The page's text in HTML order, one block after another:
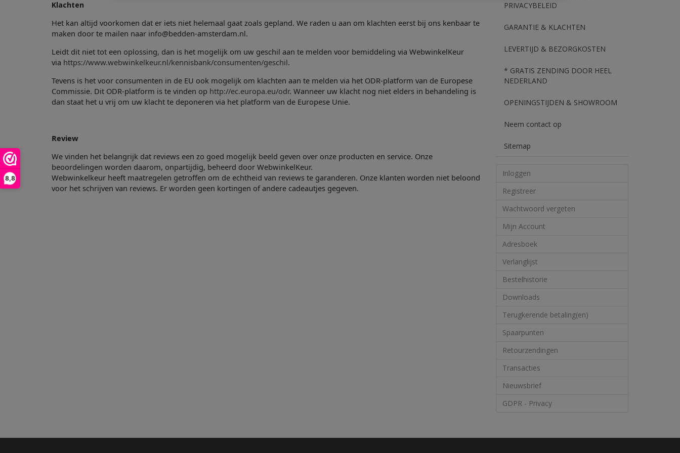
8,8
Klachten
Het kan altijd voorkomen dat er iets niet helemaal gaat zoals gepland. We raden u aan om klachten eerst bij ons kenbaar te
maken door te mailen naar info@bedden-amsterdam.nl.
Leidt dit niet tot een oplossing, dan is het mogelijk om uw geschil aan te melden voor bemiddeling via WebwinkelKeur
via https://www.webwinkelkeur.nl/kennisbank/consumenten/geschil.
Tevens is het voor consumenten in de EU ook mogelijk om klachten aan te melden via het ODR-platform van de Europese
Commissie. Dit ODR-platform is te vinden op http://ec.europa.eu/odr. Wanneer uw klacht nog niet elders in behandeling is
dan staat het u vrij om uw klacht te deponeren via het platform van de Europese Unie.
Review
We vinden het belangrijk dat reviews een zo goed mogelijk beeld geven over onze producten en service. Onze
beoordelingen worden daarom, onpartijdig, beheerd door WebwinkelKeur.
Webwinkelkeur heeft maatregelen getroffen om de echtheid van reviews te garanderen. Onze klanten worden niet beloond
voor het schrijven van reviews. Er worden geen kortingen of andere cadeautjes gegeven.
PRIVACYBELEID
GARANTIE & KLACHTEN
LEVERTIJD & BEZORGKOSTEN
* GRATIS ZENDING DOOR HEEL
NEDERLAND
OPENINGSTIJDEN & SHOWROOM
Neem contact op
Sitemap
Inloggen
Registreer
Wachtwoord vergeten
Mijn Account
Adresboek
Verlanglijst
Bestelhistorie
Downloads
Terugkerende betaling(en)
Spaarpunten
Retourzendingen
Transacties
Nieuwsbrief
GDPR - Privacy